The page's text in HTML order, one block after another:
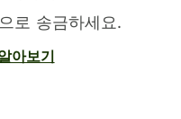
로 송금하세요.
아보기